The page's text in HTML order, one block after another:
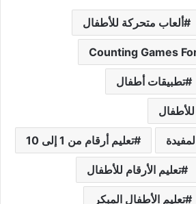
ألعاب متحركة للأطفال
تطبيقات أطفال
تعليم أرقام من 1 إلى 10
تعليم الأرقام للأطفال
تعليم الأطفال المبكر